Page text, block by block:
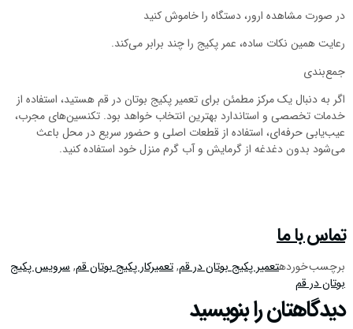
در صورت مشاهده ارور، دستگاه را خاموش کنید
رعایت همین نکات ساده، عمر پکیج را چند برابر می‌کند.
جمع‌بندی
اگر به دنبال یک مرکز مطمئن برای تعمیر پکیج بوتان در قم هستید، استفاده از
خدمات تخصصی و استاندارد بهترین انتخاب خواهد بود. تکنسین‌های مجرب،
عیب‌یابی حرفه‌ای، استفاده از قطعات اصلی و حضور سریع در محل باعث
می‌شود بدون دغدغه از گرمایش و آب گرم منزل خود استفاده کنید.
تماس با ما
برچسب خوردهتعمیر پکیج بوتان در قم,تعمیرکار پکیج بوتان قم,سرویس پکیج
بوتان در قم
دیدگاهتان را بنویسید